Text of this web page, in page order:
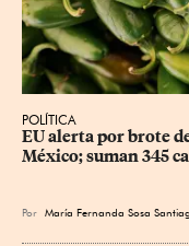
POLÍTICA
EU alerta por brote
México; suman 345
Por María Fernanda Sosa